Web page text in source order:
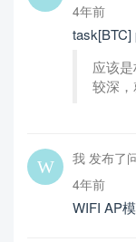
4年前
应该
较深
我 发布了
4年前
WIFI AP